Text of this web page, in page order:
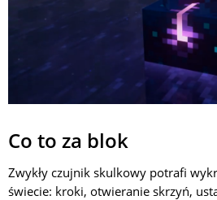
Co to za blok
Zwykły czujnik skulkowy potrafi
świecie: kroki, otwieranie skrzyń,